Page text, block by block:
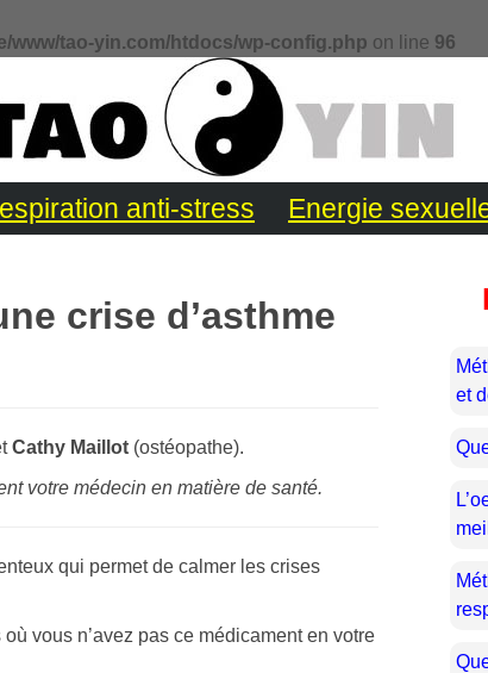
www/tao-yin.com/htdocs/wp-config.php on line 96
anti-stress Energie
crise d’asthme
Cathy Maillot (ostéopathe).
votre médecin en matière de santé.
qui permet de calmer les crises
vous n’avez pas ce médicament en votre
et